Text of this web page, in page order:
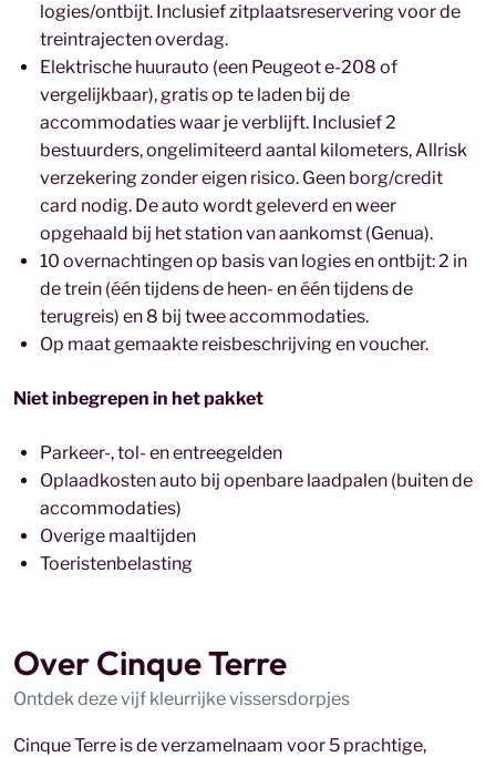
logies/ontbijt. Inclusief zitplaatsreservering voor de
treintrajecten overdag.
Elektrische huurauto (een Peugeot e-208 of
vergelijkbaar), gratis op te laden bij de
accommodaties waar je verblijft. Inclusief 2
bestuurders, ongelimiteerd aantal kilometers, Allrisk
verzekering zonder eigen risico. Geen borg/credit
card nodig. De auto wordt geleverd en weer
opgehaald bij het station van aankomst (Genua).
10 overnachtingen op basis van logies en ontbijt: 2 in
de trein (één tijdens de heen- en één tijdens de
terugreis) en 8 bij twee accommodaties.
Op maat gemaakte reisbeschrijving en voucher.
Niet inbegrepen in het pakket
Parkeer-, tol- en entreegelden
Oplaadkosten auto bij openbare laadpalen (buiten de
accommodaties)
Overige maaltijden
Toeristenbelasting
Over Cinque Terre
Ontdek deze vijf kleurrijke vissersdorpjes
Cinque Terre is de verzamelnaam voor 5 prachtige,